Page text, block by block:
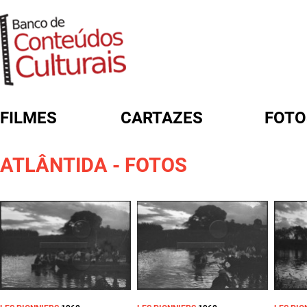
FILMES CARTAZES
ATLÂNTIDA - FOTOS
FORMULÁRIO DE BUSCA